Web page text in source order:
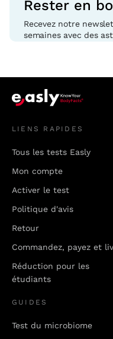
Rester en
Recevez notre
semaines avec des
LIENS RAPIDES
Tous les tests Easly
Mon compte
Activer le test
Politique d'avis
Retour
Commandez, payez et
Réduction pour les
étudiants
GUIDES
Test du microbiome